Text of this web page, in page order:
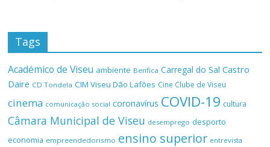
Tags
Académico de Viseu ambiente Benfica Carregal do Sal Castro
Daire CD Tondela CIM Viseu Dão Lafões Cine Clube de Viseu
cinema comunicação social coronavírus COVID-19 cultura
Câmara Municipal de Viseu desemprego desporto
economia empreendedorismo ensino superior entrevista